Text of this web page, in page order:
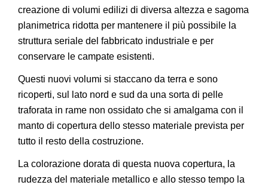
creazione di volumi edilizi di diversa altezza e sagoma
planimetrica ridotta per mantenere il più possibile la
struttura seriale del fabbricato industriale e per
conservare le campate esistenti.
Questi nuovi volumi si staccano da terra e sono
ricoperti, sul lato nord e sud da una sorta di pelle
traforata in rame non ossidato che si amalgama con il
manto di copertura dello stesso materiale prevista per
tutto il resto della costruzione.
La colorazione dorata di questa nuova copertura, la
rudezza del materiale metallico e allo stesso tempo la